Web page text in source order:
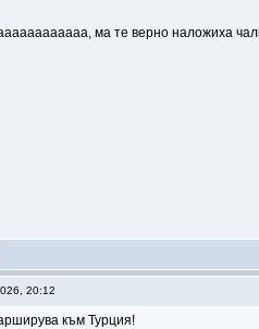
ма те верно наложиха
20:12
към Турция!